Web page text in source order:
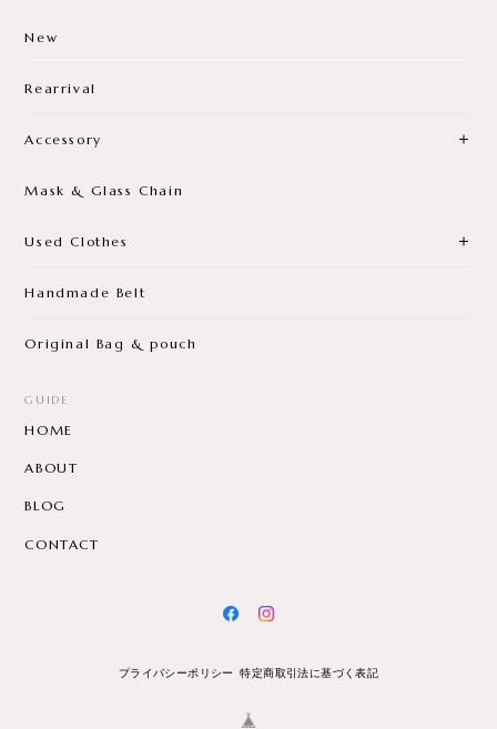
New
Rearrival
Accessory
Mask & Glass Chain
Used Clothes
Handmade Belt
Original Bag & pouch
GUIDE
HOME
ABOUT
BLOG
CONTACT
プライバシーポリシー 特定商取引法に基づく表記